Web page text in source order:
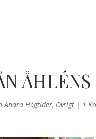
ÅHLÉNS
Andra Högtider, Övrigt | 1